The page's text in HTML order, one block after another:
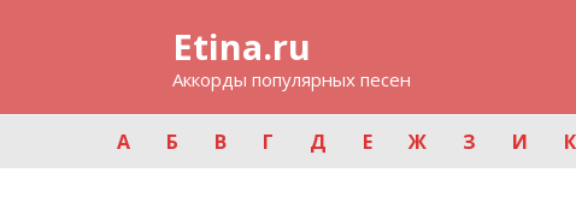
Etina.ru
Аккорды популярных песен
А Б В Г Д Е Ж З И К